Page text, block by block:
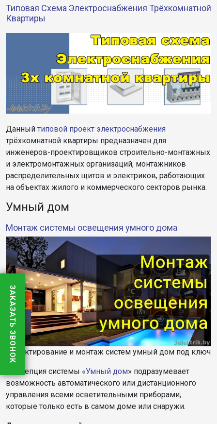
Типовая Схема Электроснабжения Трёхкомнатной
Квартиры
Данный типовой проект электроснабжения
трёхкомнатной квартиры предназначен для
инженеров-проектировщиков строительно-монтажных
и электромонтажных организаций, монтажников
распределительных щитов и электриков, работающих
на объектах жилого и коммерческого секторов рынка.
Умный дом
Монтаж системы освещения умного дома
Проектирование и монтаж систем умный дом под ключ
Концепция системы «Умный дом» подразумевает
возможность автоматического или дистанционного
управления всеми осветительными приборами,
которые только есть в самом доме или снаружи.
ЗАКАЗАТЬ ЗВОНОК